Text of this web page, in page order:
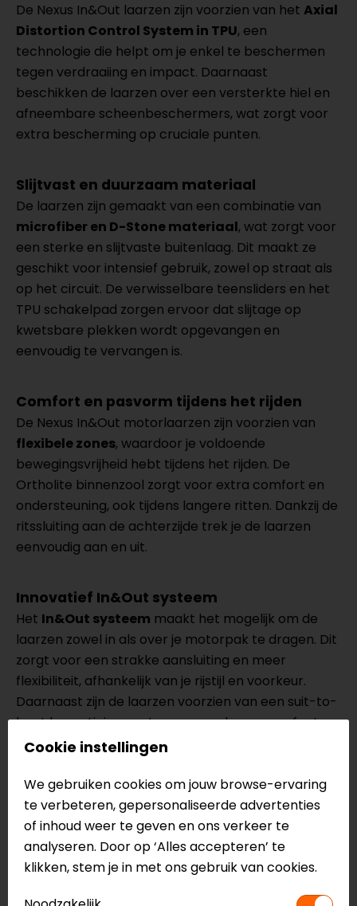
De Nexus In&Out laarzen zijn voorzien van het Axial
Distortion Control System in TPU, een
technologie die helpt om je enkel te beschermen
tegen verdraaiing en impact. Daarnaast
beschikken de laarzen over een versterkte hiel en
afneembare scheenbeschermers, wat zorgt voor
extra bescherming op cruciale punten.
Slijtvast en duurzaam materiaal
De laarzen zijn gemaakt van een combinatie van
microfiber en D-Stone materiaal, wat zorgt voor
een sterke en slijtvaste buitenlaag. Dit maakt ze
geschikt voor intensief gebruik, zowel op straat als
op het circuit. De verwisselbare teensliders en het
TPU schakelpad zorgen ervoor dat slijtage op
kwetsbare plekken wordt opgevangen en
eenvoudig te vervangen is.
Comfort en pasvorm tijdens het rijden
De Nexus In&Out motorlaarzen zijn voorzien van
flexibele zones, waardoor je voldoende
bewegingsvrijheid hebt tijdens het rijden. De
Ortholite binnenzool zorgt voor extra comfort en
ondersteuning, ook tijdens langere ritten. Dankzij de
ritssluiting aan de achterzijde trek je de laarzen
eenvoudig aan en uit.
Innovatief In&Out systeem
Het In&Out systeem maakt het mogelijk om de
laarzen zowel in als over je motorpak te dragen. Dit
zorgt voor een strakke aansluiting en meer
flexibiliteit, afhankelijk van je rijstijl en voorkeur.
Daarnaast zijn de laarzen voorzien van een suit-to-
boot bevestigingssysteem, waardoor ze perfect
aansluiten op je motorpak.
Specificaties van de Dainese Nexus In&Out
Race Motorlaarzen
Sportief/Race
Microfiber en D-Stone
Axial Distortion Control System in TPU
Versterkte hiel
Cookie instellingen
We gebruiken cookies om jouw browse-ervaring
te verbeteren, gepersonaliseerde advertenties
of inhoud weer te geven en ons verkeer te
analyseren. Door op ‘Alles accepteren’ te
klikken, stem je in met ons gebruik van cookies.